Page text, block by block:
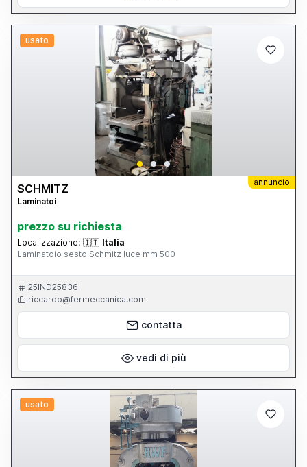
usato
annuncio
SCHMITZ
Laminatoi
prezzo su richiesta
Localizzazione: 🇮🇹 Italia
Laminatoio sesto Schmitz luce mm 500
25IND25836
riccardo@fermeccanica.com
contatta
vedi di più
usato